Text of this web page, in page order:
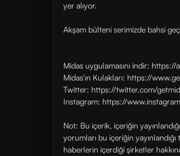
yer alıyor.
Akşam bülteni serimizde bahsi
Midas uygulamasını indir:
Midas'ın Kulakları: https://
Twitter: https://twitter.com/
Instagram: https://
Not: Bu içerik, içeriğin
yorumları bu içeriğin
haberlerin içerdiği şirketler